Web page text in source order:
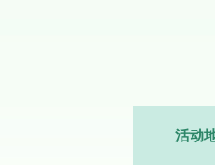
活动